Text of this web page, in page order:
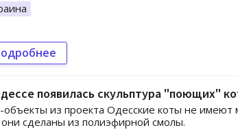
появилась скульптура "поющих"
объекты из проекта Одесские коты не имеют
они сделаны из полиэфирной смолы.